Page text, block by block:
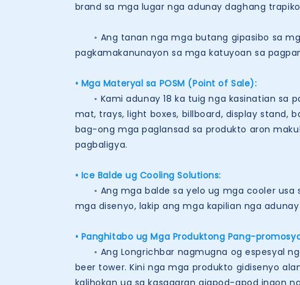
brand sa mga lugar nga adunay daghang
◦ Ang tanan nga mga butang gipasibo sa
pagkamakanunayon sa mga katuyoan sa
• Mga Materyal sa POSM (Point of Sale):
◦ Kami adunay 18 ka tuig nga kasinatian sa
mat, trays, light boxes, billboard, display stand,
bag-ong mga paglansad sa produkto aron
pagbaligya.
• Ice Balde ug Cooling Solutions:
◦ Ang mga balde sa yelo ug mga cooler usa
mga disenyo, lakip ang mga kapilian nga
• Panghitabo ug Mga Produktong Pang-
◦ Ang Longrichbar nagmugna og espesyal
beer tower. Kini nga mga produkto gidisenyo